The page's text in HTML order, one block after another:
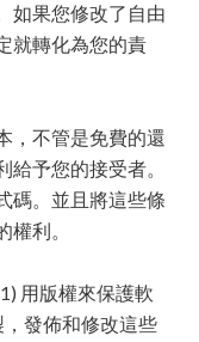
如果您修改了自由
就轉化為您的責
，不管是免費的還
予您的接受者。
碼。並且將這些條
利。
用版權來保護軟
發佈和修改這些